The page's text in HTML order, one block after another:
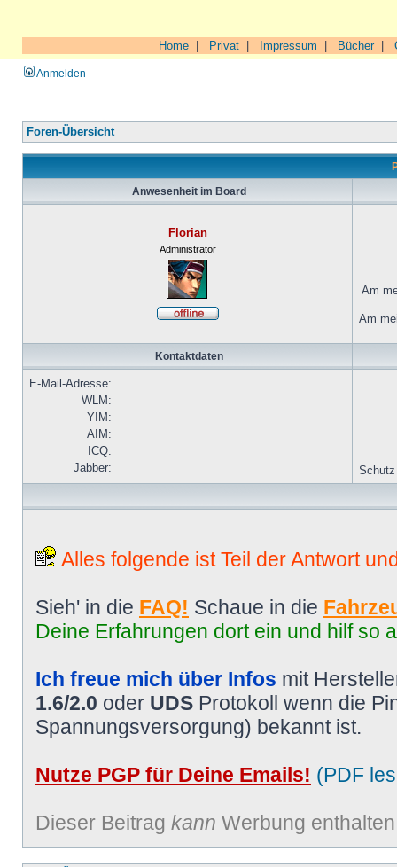
Home Privat Impressum Bücher|
Anmelden
Foren-Übersicht
Anwesenheit im Board
Florian
Administrator
Am
Am
Kontaktdaten
E-Mail-Adresse:
WLM:
YIM:
AIM:
ICQ:
Jabber:
Schutz
Alles folgende ist Teil der Antwort
Sieh' in die FAQ! Schaue in die
Deine Erfahrungen dort ein und hilf so
Ich freue mich über Infos mit
1.6/2.0 oder UDS Protokoll wenn die
Spannungsversorgung) bekannt ist.
Nutze PGP für Deine Emails! (PDF
Dieser Beitrag kann Werbung